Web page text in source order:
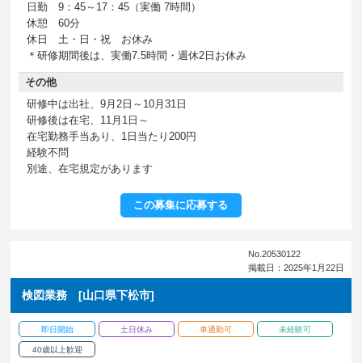
日勤 9：45～17：45（実働 7時間）
休憩 60分
休日 土・日・祝 お休み
＊研修期間後は、実働7.5時間・週休2日お休み
その他
研修中は出社、9月2日～10月31日
研修後は在宅、11月1日～
在宅勤務手当あり、1日当たり200円
経験不問
別途、在宅規定があります
この募集に応募する
No.20530122
掲載日：2025年1月22日
検図業務 [山口県下松市]
即日開始 土日休み 車通勤可 未経験可
40歳以上歓迎